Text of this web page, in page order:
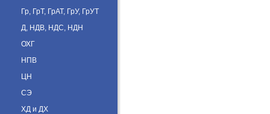
Гр, ГрТ, ГрАТ, ГрУ, ГрУТ
Д, НДВ, НДС, НДН
ОХГ
НПВ
ЦН
СЭ
ХД и ДХ